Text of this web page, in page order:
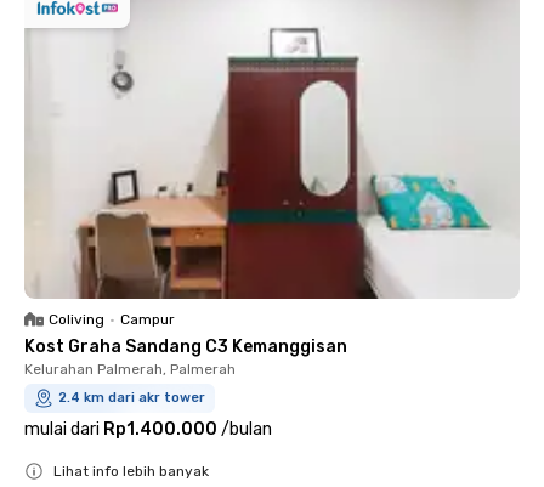
Coliving • Campur
Kost Graha Sandang C3 Kemanggisan
Kelurahan Palmerah, Palmerah
2.4 km dari akr tower
mulai dari Rp1.400.000 /bulan
Lihat info lebih banyak